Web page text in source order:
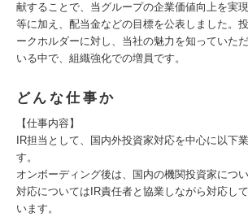
献することで、当グループの企業価値向上を実
等に加え、配当金などの目標を公表しました。
ークホルダーに対し、当社の魅力を知っていた
いる中で、組織強化での増員です。
どんな仕事か
【仕事内容】
IR担当として、国内外投資家対応を中心に以下
す。
オンボーディング後は、国内の機関投資家につ
対応についてはIR責任者と協業しながら対応し
います。